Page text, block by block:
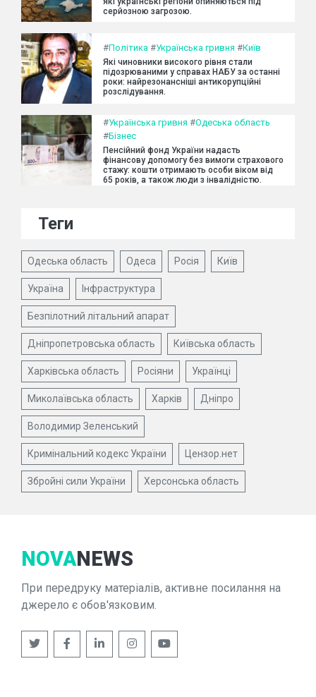
серйозною загрозою.
#Політика #Українська гривня #Київ
Які чиновники високого рівня стали
підозрюваними у справах НАБУ за останні
роки: найрезонансніші антикорупційні
розслідування.
#Українська гривня #Одеська область
#Бізнес
Пенсійний фонд України надасть
фінансову допомогу без вимоги страхового
стажу: кошти отримають особи віком від
65 років, а також люди з інвалідністю.
Теги
Одеська область Одеса Росія Київ
Україна Інфраструктура
Безпілотний літальний апарат
Дніпропетровська область Київська область
Харківська область Росіяни Українці
Миколаївська область Харків Дніпро
Володимир Зеленський
Кримінальний кодекс України Цензор.нет
Збройні сили України Херсонська область
NOVANEWS
При передруку матеріалів, активне посилання на
джерело є обов'язковим.